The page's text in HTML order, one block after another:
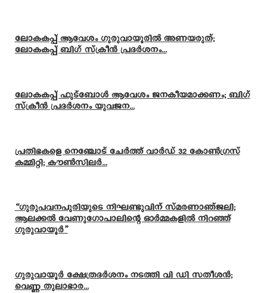
ലോകകപ്പ് ആവേശം ഗുരുവായൂരിൽ അണയരുത്;
ലോകകപ്പ് ബിഗ് സ്ക്രീൻ പ്രദർശനം...
ലോകകപ്പ് ഫുട്ബോൾ ആവേശം ജനകീയമാക്കണം; ബിഗ്
സ്ക്രീൻ പ്രദർശനം യുവജന...
പ്രതിഭകളെ നെഞ്ചോട് ചേർത്ത് വാർഡ് 32 കോൺഗ്രസ്
കമ്മിറ്റി; കൗൺസിലർ...
“ഗുരുപവനപുരിയുടെ നിഘണ്ടുവിന് സ്മരണാഞ്ജലി;
ആലക്കൽ വേണുഗോപാലിന്റെ ഓർമ്മകളിൽ നിറഞ്ഞ്
ഗുരുവായൂർ”
ഗുരുവായൂർ ക്ഷേത്രദർശനം നടത്തി വി ഡി സതീശൻ;
വെണ്ണ തുലാഭാര...